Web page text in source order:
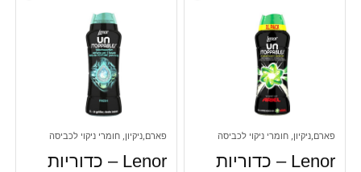
פארם,ניקיון, חומרי ניקוי לכביסה
Lenor – כדוריות
פארם,ניקיון, חומרי ניקוי לכביסה
Lenor – כדוריות